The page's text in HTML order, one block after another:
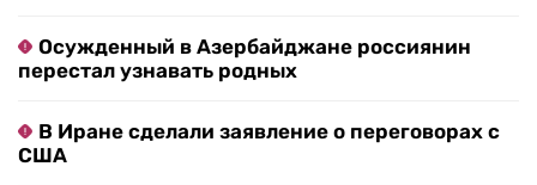
Осужденный в Азербайджане россиянин
перестал узнавать родных
В Иране сделали заявление о переговорах с
США